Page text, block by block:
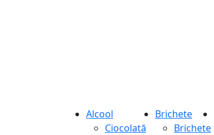
Alcool
Ciocolată
Brichete
Brichete